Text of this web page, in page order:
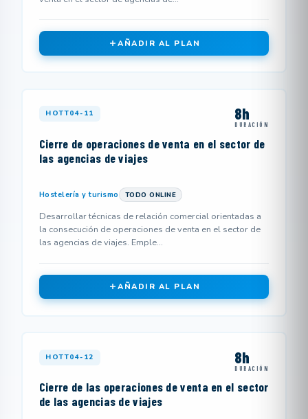
AÑADIR AL PLAN
HOTT04-11 8h
DURACIÓN
Cierre de operaciones de venta en el sector de
las agencias de viajes
Hostelería y turismo TODO ONLINE
Desarrollar técnicas de relación comercial orientadas a
la consecución de operaciones de venta en el sector de
las agencias de viajes. Emple...
AÑADIR AL PLAN
HOTT04-12 8h
DURACIÓN
Cierre de las operaciones de venta en el sector
de las agencias de viajes